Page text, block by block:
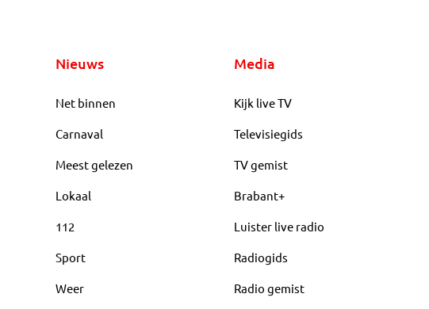
Nieuws
Net binnen
Carnaval
Meest gelezen
Lokaal
112
Sport
Weer
Media
Kijk live TV
Televisiegids
TV gemist
Brabant+
Luister live radio
Radiogids
Radio gemist